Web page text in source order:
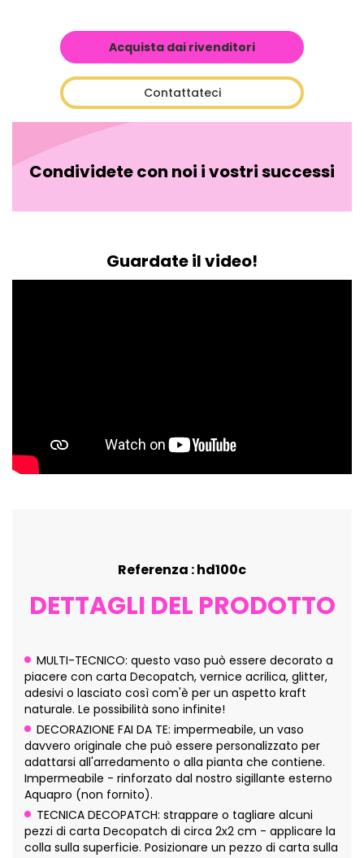
Acquista dai rivenditori
Contattateci
Condividete con noi i vostri successi
Guardate il video!
Referenza : hd100c
DETTAGLI DEL PRODOTTO
MULTI-TECNICO: questo vaso può essere decorato a
piacere con carta Decopatch, vernice acrilica, glitter,
adesivi o lasciato così com'è per un aspetto kraft
naturale. Le possibilità sono infinite!
DECORAZIONE FAI DA TE: impermeabile, un vaso
davvero originale che può essere personalizzato per
adattarsi all'arredamento o alla pianta che contiene.
Impermeabile - rinforzato dal nostro sigillante esterno
Aquapro (non fornito).
TECNICA DECOPATCH: strappare o tagliare alcuni
pezzi di carta Decopatch di circa 2x2 cm - applicare la
colla sulla superficie. Posizionare un pezzo di carta sulla